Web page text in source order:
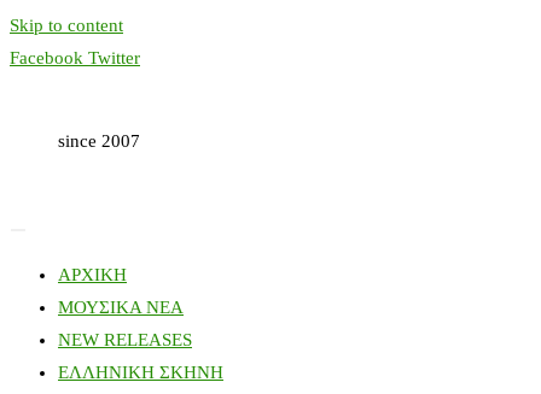
Skip to content
Facebook Twitter
since 2007
ΑΡΧΙΚΗ
ΜΟΥΣΙΚΑ ΝΕΑ
NEW RELEASES
ΕΛΛΗΝΙΚΗ ΣΚΗΝΗ